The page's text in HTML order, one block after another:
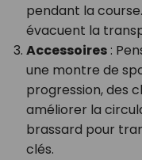
pendant la
évacuent la
Accessoires:
une montre de
progression, des
améliorer la
brassard pour
clés.